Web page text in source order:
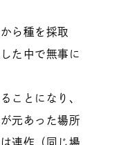
ら種を採取
た中で無事に
ことになり、
元あった場所
連作（同じ場